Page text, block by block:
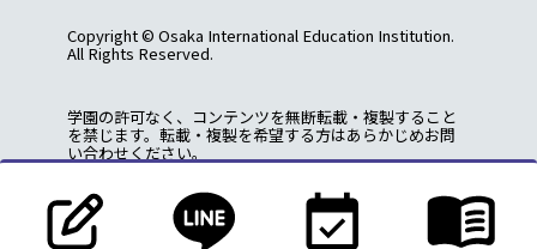
Copyright © Osaka International Education Institution.
All Rights Reserved.
学園の許可なく、コンテンツを無断転載・複製すること
を禁じます。転載・複製を希望する方はあらかじめお問
い合わせください。